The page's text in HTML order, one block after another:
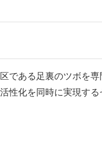
、軽やかさを感じられ
る心地よさを味わって
である足裏のツボを
性化を同時に実現す